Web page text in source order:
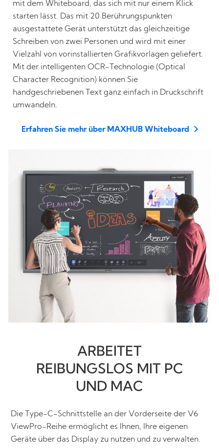
mit dem Whiteboard, das sich mit nur einem Klick
starten lässt. Das mit 20 Berührungspunkten
ausgestattete Gerät unterstützt das gleichzeitige
Schreiben von zwei Personen und wird mit einer
Vielzahl von vorinstallierten Grafikvorlagen geliefert.
Mit der intelligenten OCR-Technologie (Optical
Character Recognition) können Sie
handgeschriebenen Text ganz einfach in Druckschrift
umwandeln.
Erfahren Sie mehr über MAXHUB Whiteboard
ARBEITET
REIBUNGSLOS MIT PC
UND MAC
Die Type-C-Schnittstelle an der Vorderseite der V6
ViewPro-Reihe ermöglicht es Ihnen, Ihre eigenen
Geräte über das Display zu nutzen und zu verwalten.